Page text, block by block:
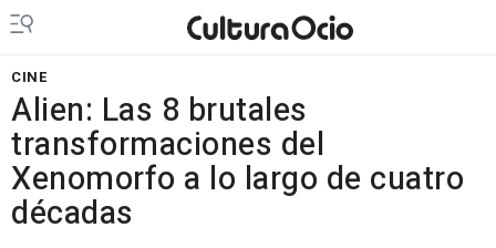
CINE
Alien: Las 8 brutales
transformaciones del
Xenomorfo a lo largo de cuatro
décadas